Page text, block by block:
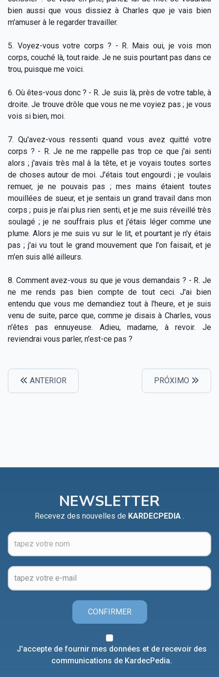
bien aussi que vous dissiez à Charles que je vais bien
m'amuser à le regarder travailler.
5. Voyez-vous votre corps ? - R. Mais oui, je vois mon
corps, couché là, tout raide. Je ne suis pourtant pas dans ce
trou, puisque me voici.
6. Où êtes-vous donc ? - R. Je suis là, près de votre table, à
droite. Je trouve drôle que vous ne me voyiez pas ; je vous
vois si bien, moi.
7. Qu'avez-vous ressenti quand vous avez quitté votre
corps ? - R. Je ne me rappelle pas trop ce que j'ai senti
alors ; j'avais très mal à la tête, et je voyais toutes sortes
de choses autour de moi. J'étais tout engourdi ; je voulais
remuer, je ne pouvais pas ; mes mains étaient toutes
mouillées de sueur, et je sentais un grand travail dans mon
corps ; puis je n'ai plus rien senti, et je me suis réveillé très
soulagé ; je ne souffrais plus et j'étais léger comme une
plume. Alors je me suis vu sur le lit, et pourtant je n'y étais
pas ; j'ai vu tout le grand mouvement que l'on faisait, et je
m'en suis allé ailleurs.
8. Comment avez-vous su que je vous demandais ? - R. Je
ne me rends pas bien compte de tout ceci. J'ai bien
entendu que vous me demandiez tout à l'heure, et je suis
venu de suite, parce que, comme je disais à Charles, vous
n'êtes pas ennuyeuse. Adieu, madame, à revoir. Je
reviendrai vous parler, n'est-ce pas ?
ANTERIOR PRÓXIMO
NEWSLETTER
Recevez des nouvelles de KARDECPEDIA .
CONFIRMER
J'accepte de fournir mes données et de recevoir des
communications de KardecPedia.